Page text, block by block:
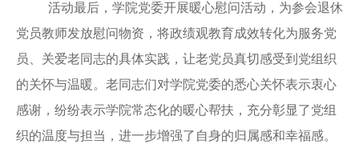
活动最后，学院党委开展暖心慰问活动，为参会退休
党员教师发放慰问物资，将政绩观教育成效转化为服务党
员、关爱老同志的具体实践，让老党员真切感受到党组织
的关怀与温暖。老同志们对学院党委的悉心关怀表示衷心
感谢，纷纷表示学院常态化的暖心帮扶，充分彰显了党组
织的温度与担当，进一步增强了自身的归属感和幸福感。